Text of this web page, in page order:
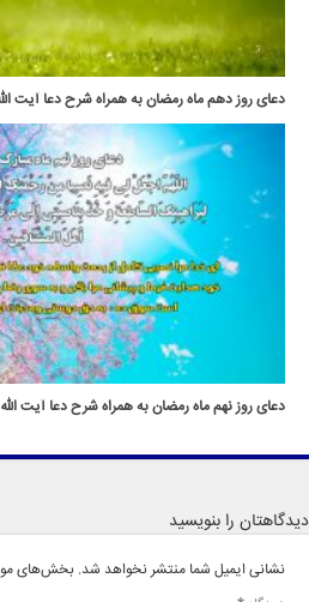
دعای روز دهم ماه رمضان به همراه شرح دعا آیت
دعای روز نهم ماه رمضان به همراه شرح دعا آیت
دیدگاهتان را بنویسید
نشانی ایمیل شما منتشر نخواهد شد. بخش‌های